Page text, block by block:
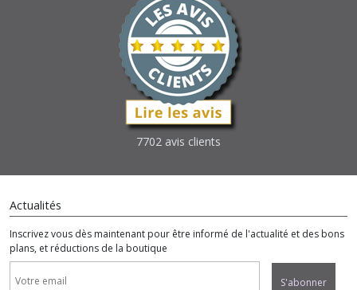
7702 avis clients
Actualités
Inscrivez vous dès maintenant pour être informé de l'actualité et des bons
plans, et réductions de la boutique
S'abonner